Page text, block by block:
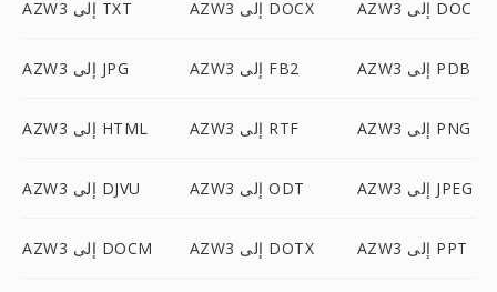
AZW3 إلى TXT AZW3 إلى DOCX AZW3 إلى DOC
AZW3 إلى JPG AZW3 إلى FB2 AZW3 إلى PDB
AZW3 إلى HTML AZW3 إلى RTF AZW3 إلى PNG
AZW3 إلى DJVU AZW3 إلى ODT AZW3 إلى JPEG
AZW3 إلى DOCM AZW3 إلى DOTX AZW3 إلى PPT